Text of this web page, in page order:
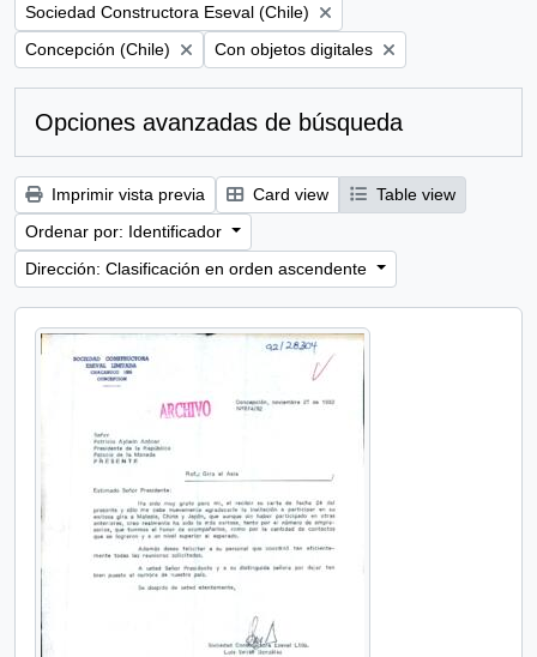
Remove filter:
Sociedad Constructora Eseval (Chile)
Remove filter:
Concepción (Chile) Remove filter:
Con objetos digitales
Opciones avanzadas de búsqueda
Imprimir vista previa Card view
Table view
Ordenar por: Identificador
Dirección: Clasificación en orden ascendente